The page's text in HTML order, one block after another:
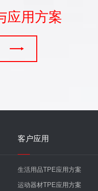
应用方案

客户应用
生活用品TPE应用方案
运动器材TPE应用方案